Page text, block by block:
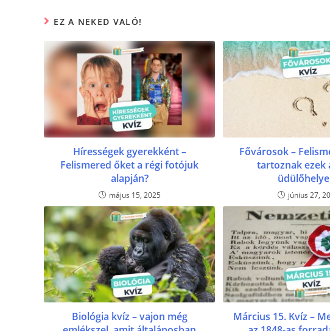
o
k
er
EZ A NEKED VALÓ!
Hírességek gyerekként –
Felismered őket a régi fotójuk
alapján?
május 15, 2025
Fővárosok –
tartoznak ezek
június 27,
Biológia kvíz – vajon még
Március 15. Kvíz –